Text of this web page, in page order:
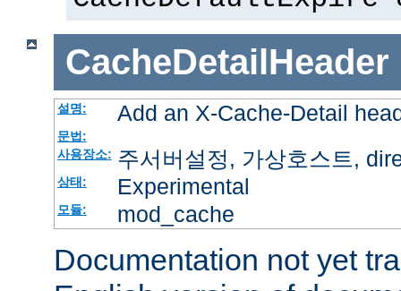
CacheDetailHeader
설명: Add an X-Cache-Detail
문법:
사용장소: 주서버설정, 가상호스트,
상태: Experimental
모듈: mod_cache
Documentation not yet